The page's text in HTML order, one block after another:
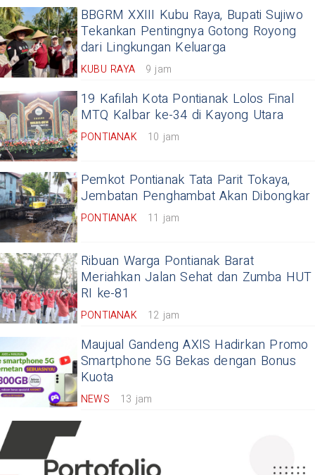
BBGRM XXIII Kubu Raya, Bupati Sujiwo
Tekankan Pentingnya Gotong Royong
dari Lingkungan Keluarga
KUBU RAYA 9 jam
19 Kafilah Kota Pontianak Lolos Final
MTQ Kalbar ke-34 di Kayong Utara
PONTIANAK 10 jam
Pemkot Pontianak Tata Parit Tokaya,
Jembatan Penghambat Akan Dibongkar
PONTIANAK 11 jam
Ribuan Warga Pontianak Barat
Meriahkan Jalan Sehat dan Zumba HUT
RI ke-81
PONTIANAK 12 jam
Maujual Gandeng AXIS Hadirkan Promo
Smartphone 5G Bekas dengan Bonus
Kuota
NEWS 13 jam